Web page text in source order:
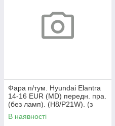
Фара п/тум. Hyundai Elantra
14-16 EUR (MD) передн. пра.
(без ламп). (H8/P21W). (з
функцією DRL)
В наявності